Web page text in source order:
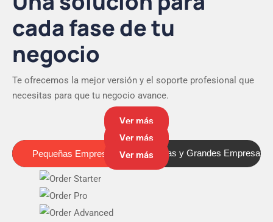
cada fase de tu
negocio
Te ofrecemos la mejor versión y el soporte profesional que
necesitas para que tu negocio avance.
Pequeñas Empresas
Pequeñas Empresas Medianas y Grandes Empresas
Ver más
Ver más
Ver más